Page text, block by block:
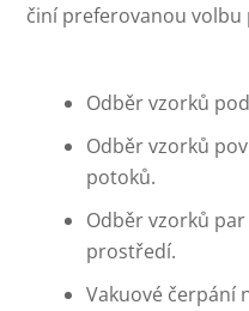
činí preferovanou volbu
Odběr vzorků
Odběr vzorků
potoků.
Odběr vzorků
prostředí.
Vakuové čerpání